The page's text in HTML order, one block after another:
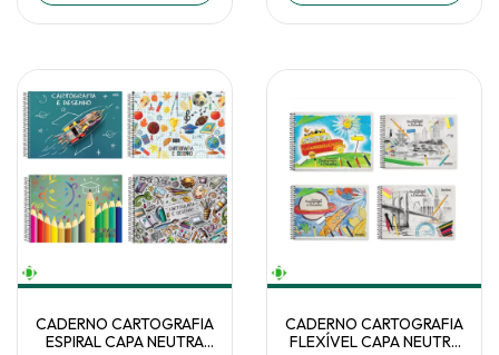
CADERNO CARTOGRAFIA
ESPIRAL CAPA NEUTRA
CADERNO CARTOGRAFIA
FLEXÍVEL CAPA NEUTRA